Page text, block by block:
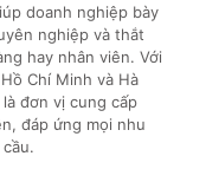
doanh nghiệp bày
nghiệp và thắt
hay nhân viên. Với
Chí Minh và Hà
đơn vị cung cấp
đáp ứng mọi nhu